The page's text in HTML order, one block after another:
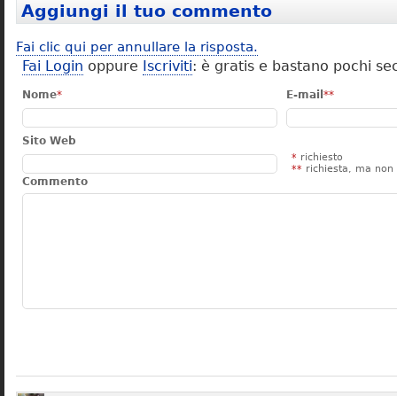
Aggiungi il tuo commento
Fai clic qui per annullare la risposta.
Fai Login oppure Iscriviti: è gratis e bastano pochi
Nome* E-mail **
Sito Web
* richiesto
** richiesta, ma non
Commento